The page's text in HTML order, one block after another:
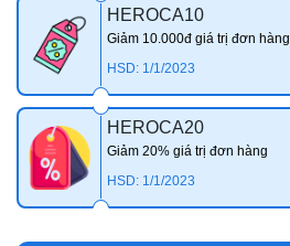
HEROCA10
Giảm 10.000đ giá trị đơn hàng
HSD: 1/1/2023
HEROCA20
Giảm 20% giá trị đơn hàng
HSD: 1/1/2023